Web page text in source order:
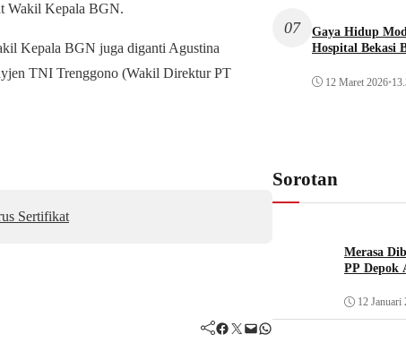
Wakil Kepala BGN.
Kepala BGN juga diganti Agustina
TNI Trenggono (Wakil Direktur PT
Sertifikat
Facebook Twitter Mail WhatsApp
07
Gaya Hidup
Hospital Bekasi
12 Maret 2026•
Sorotan
Merasa
PP Depok
12 Januari